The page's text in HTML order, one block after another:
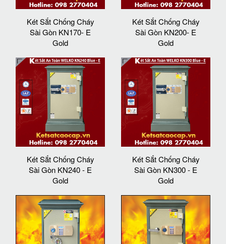
Két Sắt Chống Cháy
Sài Gòn KN170- E
Gold
Két Sắt Chống Cháy
Sài Gòn KN200- E
Gold
Két Sắt Chống Cháy
Sài Gòn KN240 - E
Gold
Két Sắt Chống Cháy
Sài Gòn KN300 - E
Gold